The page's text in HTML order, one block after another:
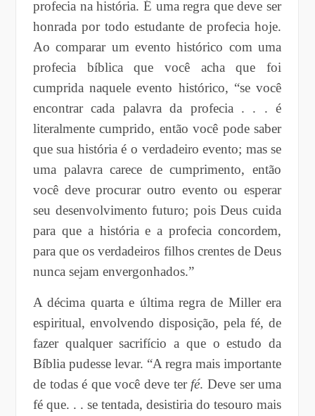
profecia na história. É uma regra que deve ser
honrada por todo estudante de profecia hoje.
Ao comparar um evento histórico com uma
profecia bíblica que você acha que foi
cumprida naquele evento histórico, “se você
encontrar cada palavra da profecia . . . é
literalmente cumprido, então você pode saber
que sua história é o verdadeiro evento; mas se
uma palavra carece de cumprimento, então
você deve procurar outro evento ou esperar
seu desenvolvimento futuro; pois Deus cuida
para que a história e a profecia concordem,
para que os verdadeiros filhos crentes de Deus
nunca sejam envergonhados.”
A décima quarta e última regra de Miller era
espiritual, envolvendo disposição, pela fé, de
fazer qualquer sacrifício a que o estudo da
Bíblia pudesse levar. “A regra mais importante
de todas é que você deve ter fé. Deve ser uma
fé que. . . se tentada, desistiria do tesouro mais